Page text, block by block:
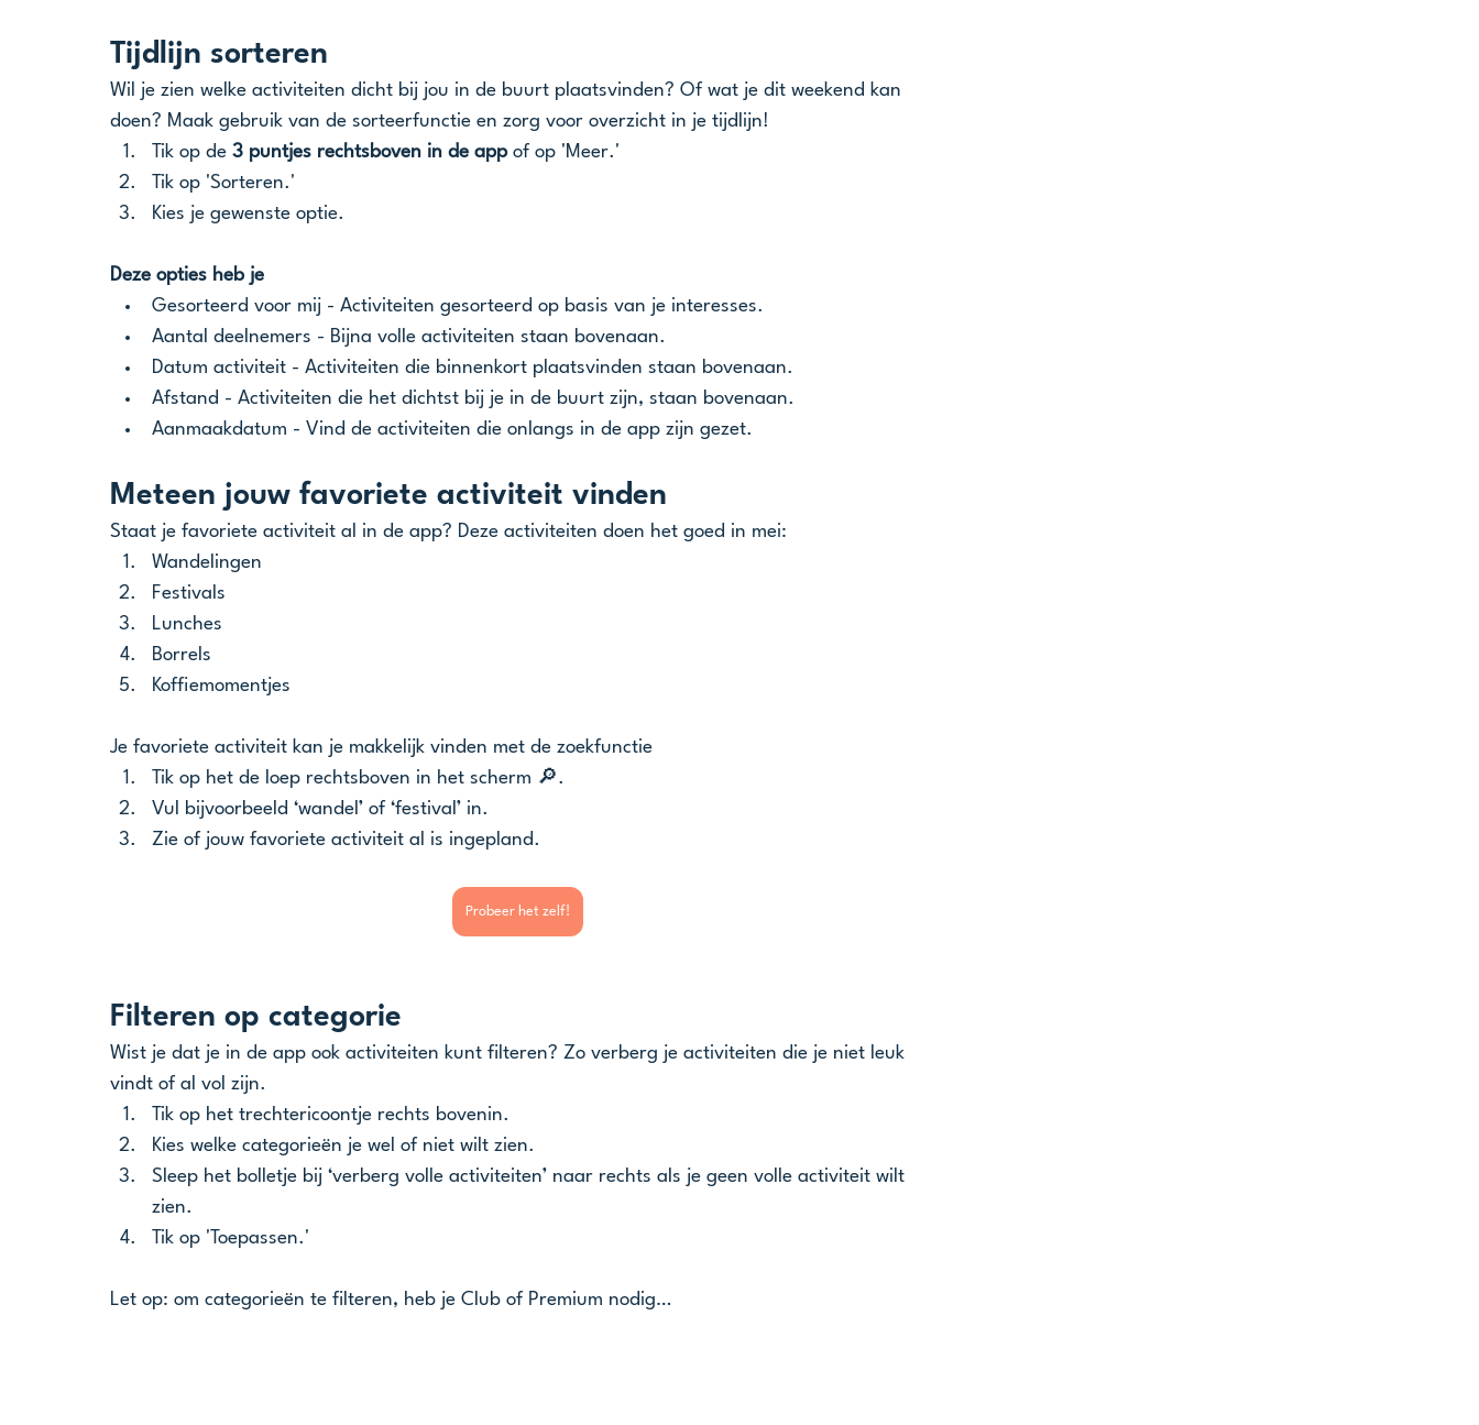
Tijdlijn sorteren
Wil je zien welke activiteiten dicht bij jou in de buurt plaatsvinden? Of wat je dit weekend kan
doen? Maak gebruik van de sorteerfunctie en zorg voor overzicht in je tijdlijn!
Tik op de 3 puntjes rechtsboven in de app of op 'Meer.'
Tik op 'Sorteren.'
Kies je gewenste optie.
Deze opties heb je
Gesorteerd voor mij - Activiteiten gesorteerd op basis van je interesses.
Aantal deelnemers - Bijna volle activiteiten staan bovenaan.
Datum activiteit - Activiteiten die binnenkort plaatsvinden staan bovenaan.
Afstand - Activiteiten die het dichtst bij je in de buurt zijn, staan bovenaan.
Aanmaakdatum - Vind de activiteiten die onlangs in de app zijn gezet.
Meteen jouw favoriete activiteit vinden
Staat je favoriete activiteit al in de app? Deze activiteiten doen het goed in mei:
Wandelingen
Festivals
Lunches
Borrels
Koffiemomentjes
Je favoriete activiteit kan je makkelijk vinden met de zoekfunctie
Tik op het de loep rechtsboven in het scherm 🔎.
Vul bijvoorbeeld ‘wandel’ of ‘festival’ in.
Zie of jouw favoriete activiteit al is ingepland.
Probeer het zelf!
Filteren op categorie
Wist je dat je in de app ook activiteiten kunt filteren? Zo verberg je activiteiten die je niet leuk
vindt of al vol zijn.
Tik op het trechtericoontje rechts bovenin.
Kies welke categorieën je wel of niet wilt zien.
Sleep het bolletje bij ‘verberg volle activiteiten’ naar rechts als je geen volle activiteit wilt
zien.
Tik op 'Toepassen.'
Let op: om categorieën te filteren, heb je Club of Premium nodig…